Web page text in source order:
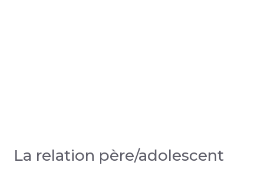
La relation père/adolescent